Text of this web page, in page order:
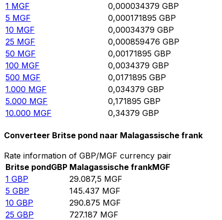
1 MGF 0,000034379 GBP
5 MGF 0,000171895 GBP
10 MGF 0,00034379 GBP
25 MGF 0,000859476 GBP
50 MGF 0,00171895 GBP
100 MGF 0,0034379 GBP
500 MGF 0,0171895 GBP
1.000 MGF 0,034379 GBP
5.000 MGF 0,171895 GBP
10.000 MGF 0,34379 GBP
Converteer Britse pond naar Malagassische frank
Rate information of GBP/MGF currency pair
Britse pondGBP Malagassische frankMGF
1 GBP 29.087,5 MGF
5 GBP 145.437 MGF
10 GBP 290.875 MGF
25 GBP 727.187 MGF